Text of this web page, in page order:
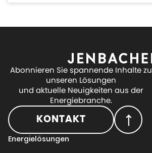
Abonnieren Sie spannende Inhalte zu
unseren Lösungen
und aktuelle Neuigkeiten aus der
Energiebranche.
KONTAKT
Energielösungen